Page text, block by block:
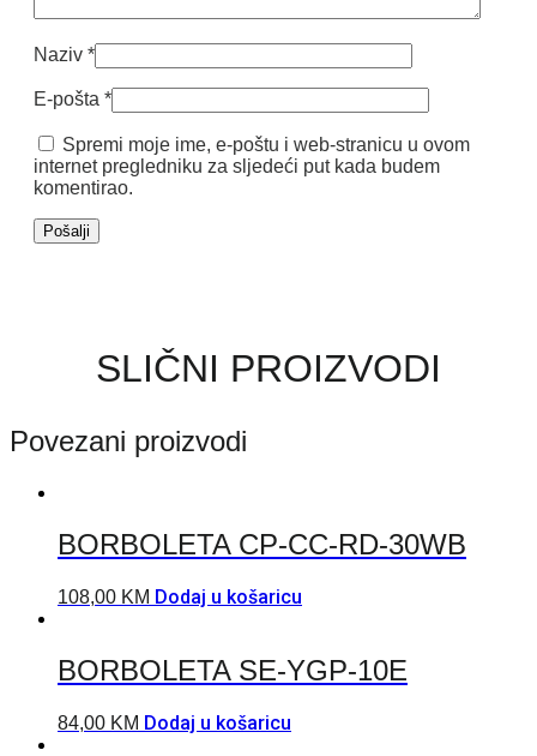
Naziv *
E-pošta *
Spremi moje ime, e-poštu i web-stranicu u ovom
internet pregledniku za sljedeći put kada budem
komentirao.
SLIČNI PROIZVODI
Povezani proizvodi
BORBOLETA CP-CC-RD-30WB
108,00 KM Dodaj u košaricu
BORBOLETA SE-YGP-10E
84,00 KM Dodaj u košaricu